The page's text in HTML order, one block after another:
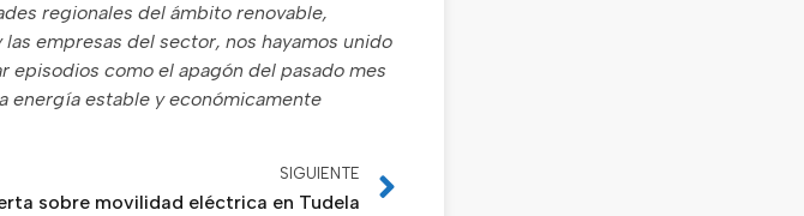
regionales del ámbito renovable,
empresas del sector, nos hayamos unido
episodios como el apagón del pasado mes
energía estable y económicamente
SIGUIENTE
sobre movilidad eléctrica en Tudela